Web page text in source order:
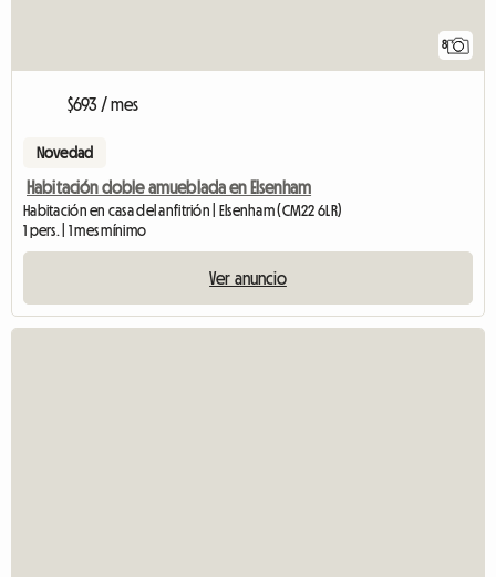
8
$693 / mes
Novedad
Habitación doble amueblada en Elsenham
Habitación en casa del anfitrión | Elsenham (CM22 6LR)
1 pers. | 1 mes mínimo
Ver anuncio